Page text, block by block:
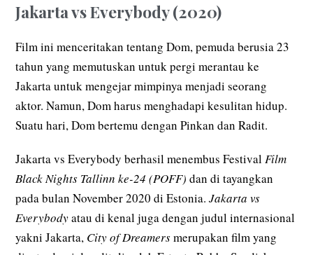
Jakarta vs Everybody (2020)
Film ini menceritakan tentang Dom, pemuda berusia 23
tahun yang memutuskan untuk pergi merantau ke
Jakarta untuk mengejar mimpinya menjadi seorang
aktor. Namun, Dom harus menghadapi kesulitan hidup.
Suatu hari, Dom bertemu dengan Pinkan dan Radit.
Jakarta vs Everybody berhasil menembus FestivalFilm
Black Nights Tallinn ke-24 (POFF) dan di tayangkan
pada bulan November 2020 di Estonia.Jakarta vs
Everybodyatau di kenal juga dengan judul internasional
yakni Jakarta, City of Dreamersmerupakan film yang